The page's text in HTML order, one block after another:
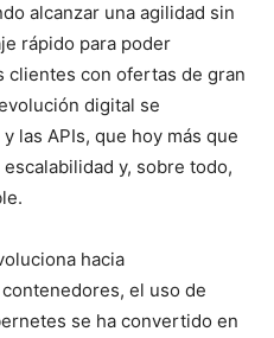
alcanzar una agilidad sin
rápido para poder
clientes con ofertas de gran
digital se
las APIs, que hoy más que
y, sobre todo,
hacia
el uso de
se ha convertido en